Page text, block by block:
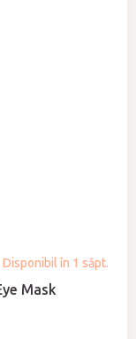
Mask
Disponibil în 1 săpt.